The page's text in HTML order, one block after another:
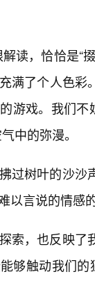
解读，恰恰是“
满了个人色
游戏。我们
中的弥漫。
过树叶的沙
以言说的情感
索，也反映了
够触动我们